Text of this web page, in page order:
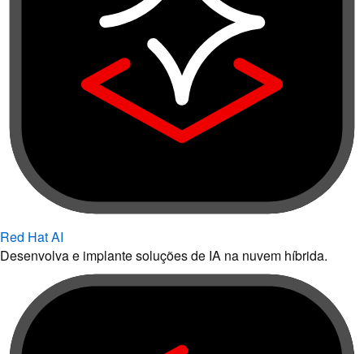
Red Hat AI
Desenvolva e implante soluções de IA na nuvem híbrida.